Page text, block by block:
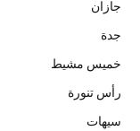
جازان
جدة
خميس مشيط
رأس تنورة
سيهات